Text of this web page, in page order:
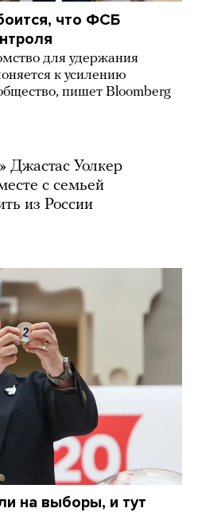
что ФСБ
для удержания
к усилению
пишет Bloomberg
Джастас Уолкер
с семьей
из России
на выборы, и тут